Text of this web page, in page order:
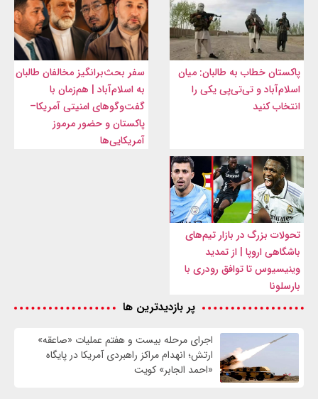
پاکستان خطاب به طالبان: میان
اسلام‌آباد و تی‌تی‌پی یکی را
انتخاب کنید
سفر بحث‌برانگیز مخالفان طالبان
به اسلام‌آباد | هم‌زمان با
گفت‌وگوهای امنیتی آمریکا–
پاکستان و حضور مرموز
آمریکایی‌ها
تحولات بزرگ در بازار تیم‌های
باشگاهی اروپا | از تمدید
وینیسیوس تا توافق رودری با
بارسلونا
پر بازدیدترین ها
اجرای مرحله بیست و هفتم عملیات «صاعقه»
ارتش؛ انهدام مراکز راهبردی آمریکا در پایگاه
«احمد الجابر» کویت